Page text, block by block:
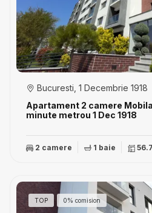
Apartament 2 camere
minute metrou 1 Dec 1918
Bucuresti, 1 Decembrie 1918
2 camere 1 baie
TOP 0% comision